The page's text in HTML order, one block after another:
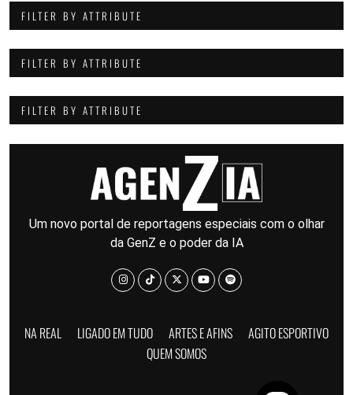
FILTER BY ATTRIBUTE
FILTER BY ATTRIBUTE
FILTER BY ATTRIBUTE
Um novo portal de reportagens especiais com o olhar
da GenZ e o poder da IA
NA REAL LIGADO EM TUDO ARTES E AFINS
AGITO ESPORTIVO
QUEM SOMOS